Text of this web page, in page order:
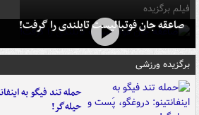
فیلم برگزیده
صاعقه جان فوتبالیست تایلندی را گرفت!
برگزیده ورزشی
حمله تند فیگو به
حیله‌گر!